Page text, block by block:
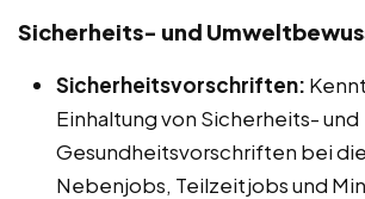
Sicherheits- und
Sicherheitsvorschriften:
Einhaltung von Sicherheits- und
Gesundheitsvorschriften bei
Nebenjobs, Teilzeitjobs und